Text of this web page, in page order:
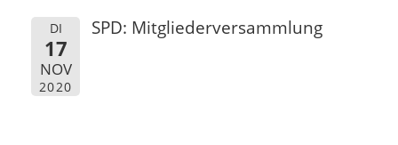
DI
17
NOV
2020
SPD: Mitgliederversammlung